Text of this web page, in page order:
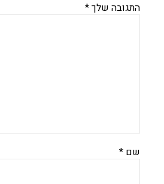
התגובה שלך*
שם *